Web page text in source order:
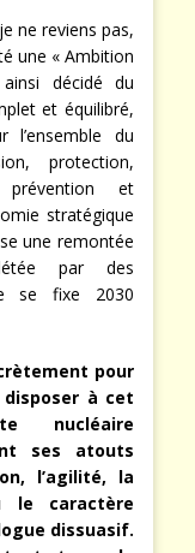
ne reviens pas,
une « Ambition
décidé du
et équilibré,
l’ensemble du
protection,
prévention et
stratégique
une remontée
par des
se fixe 2030
pour
disposer à cet
nucléaire
ses atouts
l’agilité, la
le caractère
dissuasif.